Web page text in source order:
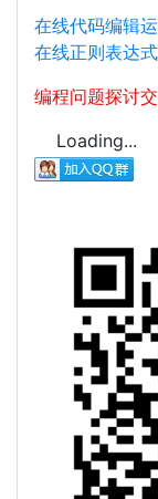
在线代码编辑
在线正则表达
编程问题探讨
Loading...